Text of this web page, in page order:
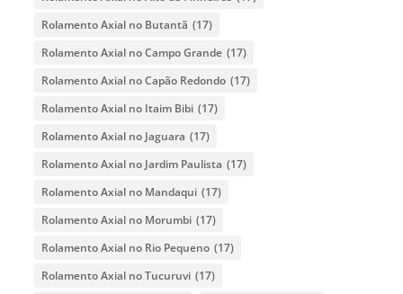
Rolamento Axial no Butantã (17)
Rolamento Axial no Campo Grande (17)
Rolamento Axial no Capão Redondo (17)
Rolamento Axial no Itaim Bibi (17)
Rolamento Axial no Jaguara (17)
Rolamento Axial no Jardim Paulista (17)
Rolamento Axial no Mandaqui (17)
Rolamento Axial no Morumbi (17)
Rolamento Axial no Rio Pequeno (17)
Rolamento Axial no Tucuruvi (17)